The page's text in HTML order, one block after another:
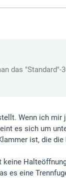
das
Wenn ich
es sich um
ist, die
es eine